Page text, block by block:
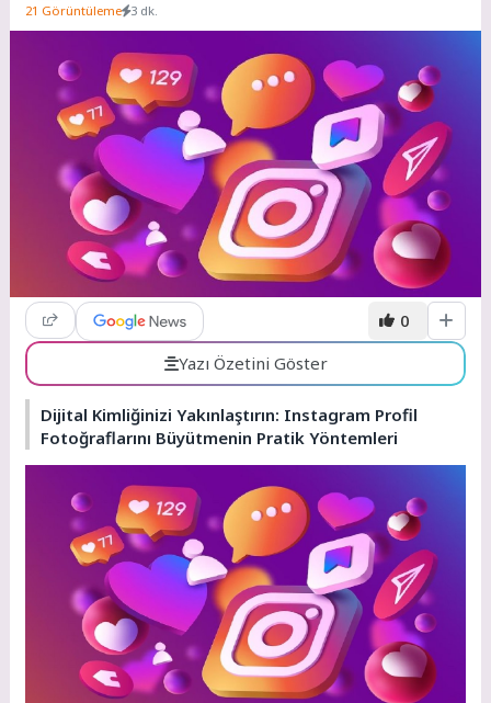
21 Görüntüleme 3 dk.
0
Yazı Özetini Göster
Dijital Kimliğinizi Yakınlaştırın: Instagram Profil
Fotoğraflarını Büyütmenin Pratik Yöntemleri